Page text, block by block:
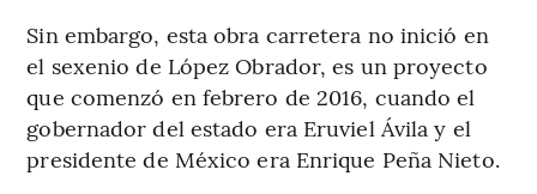
Sin embargo, esta obra carretera no inició en
el sexenio de López Obrador, es un proyecto
que comenzó en febrero de 2016, cuando el
gobernador del estado era Eruviel Ávila y el
presidente de México era Enrique Peña Nieto.